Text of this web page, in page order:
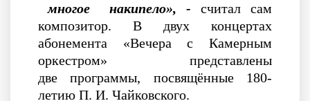
многое накипело», - считал сам
композитор. В двух концертах
абонемента «Вечера с Камерным
оркестром» представлены
две программы, посвящённые 180-
летию П. И. Чайковского.